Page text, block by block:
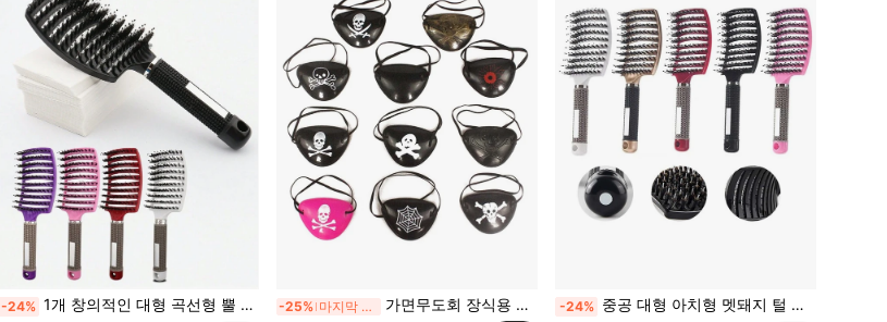
-24% 1개 창의적인 대형 곡선형 뿔 빗, 멧돼지 털과 나일론으로 제작, 남녀 모두에게 적합. 두피 마사지 기능, 헤어 액세서리 -25% 마지막 3일 가면무도회 장식용 플라스틱 해적 아이 패치, 싸이클롭스 & 해골 디자인 할로윈 -24% 중공 대형 아치형 멧돼지 털 헤어 브러시, 남녀 모두에게 적합, 부드러운 스타일링, 헤어 액세서리